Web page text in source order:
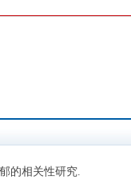
的相关性研究.